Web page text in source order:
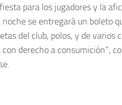
para los jugadores y la
se entregará un boleto
del club, polos, y de varios
derecho a consumición”,